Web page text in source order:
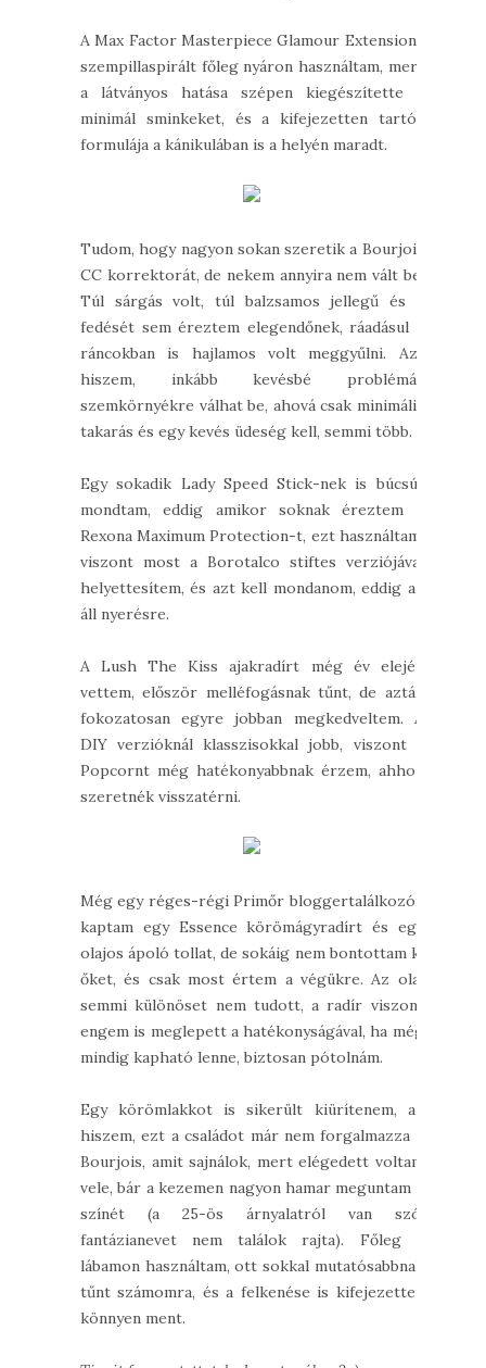
A Max Factor Masterpiece Glamour Extensions
szempillaspirált főleg nyáron használtam, mert
a látványos hatása szépen kiegészítette a
minimál sminkeket, és a kifejezetten tartós
formulája a kánikulában is a helyén maradt.
Tudom, hogy nagyon sokan szeretik a Bourjois
CC korrektorát, de nekem annyira nem vált be.
Túl sárgás volt, túl balzsamos jellegű és a
fedését sem éreztem elegendőnek, ráadásul a
ráncokban is hajlamos volt meggyűlni. Azt
hiszem, inkább kevésbé problémás
szemkörnyékre válhat be, ahová csak minimális
takarás és egy kevés üdeség kell, semmi több.
Egy sokadik Lady Speed Stick-nek is búcsút
mondtam, eddig amikor soknak éreztem a
Rexona Maximum Protection-t, ezt használtam,
viszont most a Borotalco stiftes verziójával
helyettesítem, és azt kell mondanom, eddig az
áll nyerésre.
A Lush The Kiss ajakradírt még év elején
vettem, először melléfogásnak tűnt, de aztán
fokozatosan egyre jobban megkedveltem. A
DIY verzióknál klasszisokkal jobb, viszont a
Popcornt még hatékonyabbnak érzem, ahhoz
szeretnék visszatérni.
Még egy réges-régi Primőr bloggertalálkozón
kaptam egy Essence körömágyradírt és egy
olajos ápoló tollat, de sokáig nem bontottam ki
őket, és csak most értem a végükre. Az olaj
semmi különöset nem tudott, a radír viszont
engem is meglepett a hatékonyságával, ha még
mindig kapható lenne, biztosan pótolnám.
Egy körömlakkot is sikerült kiürítenem, az
hiszem, ezt a családot már nem forgalmazza a
Bourjois, amit sajnálok, mert elégedett voltam
vele, bár a kezemen nagyon hamar meguntam a
színét (a 25-ös árnyalatról van szó,
fantázianevet nem találok rajta). Főleg a
lábamon használtam, ott sokkal mutatósabbnak
tűnt számomra, és a felkenése is kifejezetten
könnyen ment.